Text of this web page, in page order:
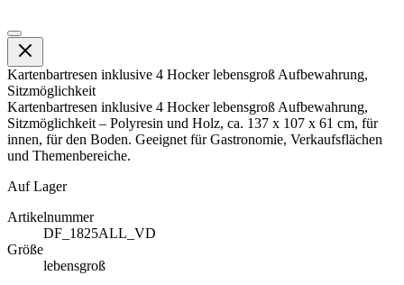
Kartenbartresen inklusive 4 Hocker lebensgroß Aufbewahrung,
Sitzmöglichkeit
Kartenbartresen inklusive 4 Hocker lebensgroß Aufbewahrung,
Sitzmöglichkeit – Polyresin und Holz, ca. 137 x 107 x 61 cm, für
innen, für den Boden. Geeignet für Gastronomie, Verkaufsflächen
und Themenbereiche.
Auf Lager
Artikelnummer
DF_1825ALL_VD
Größe
lebensgroß